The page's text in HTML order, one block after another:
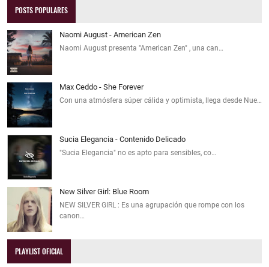
POSTS POPULARES
Naomi August - American Zen
Naomi August presenta "American Zen" , una can…
Max Ceddo - She Forever
Con una atmósfera súper cálida y optimista, llega desde Nue…
Sucia Elegancia - Contenido Delicado
"Sucia Elegancia" no es apto para sensibles, co…
New Silver Girl: Blue Room
NEW SILVER GIRL : Es una agrupación que rompe con los
canon…
PLAYLIST OFICIAL